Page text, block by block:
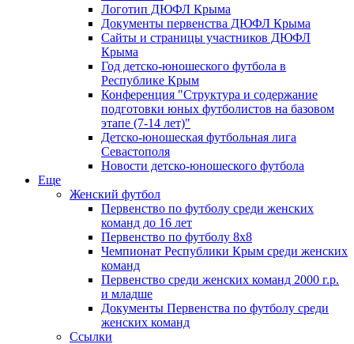
Логотип ДЮФЛ Крыма
Документы первенства ДЮФЛ Крыма
Сайты и страницы участников ДЮФЛ
Крыма
Год детско-юношеского футбола в
Республике Крым
Конференция "Структура и содержание
подготовки юных футболистов на базовом
этапе (7-14 лет)"
Детско-юношеская футбольная лига
Севастополя
Новости детско-юношеского футбола
Еще
Женский футбол
Первенство по футболу среди женских
команд до 16 лет
Первенство по футболу 8х8
Чемпионат Республики Крым среди женских
команд
Первенство среди женских команд 2000 г.р.
и младше
Документы Первенства по футболу среди
женских команд
Ссылки